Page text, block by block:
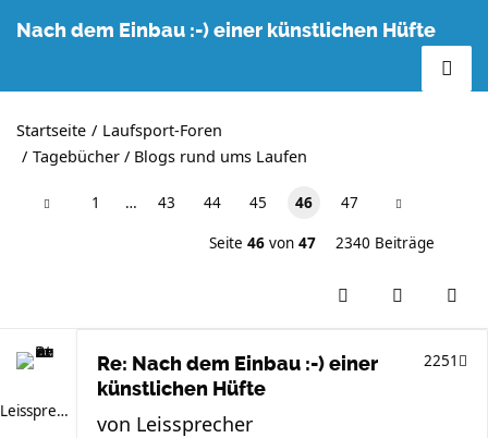
Nach dem Einbau :-) einer künstlichen Hüfte
Startseite
Laufsport-Foren
Tagebücher / Blogs rund ums Laufen
1 … 43 44 45 46 47
Seite 46 von 47 2340 Beiträge
Leissprecher
Re: Nach dem Einbau :-) einer
künstlichen Hüfte
2251
von Leissprecher